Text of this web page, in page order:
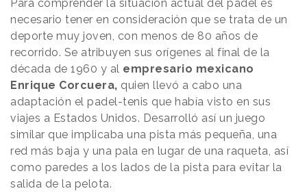
Para comprender la situación actual del pádel es
necesario tener en consideración que se trata de un
deporte muy joven, con menos de 80 años de
recorrido. Se atribuyen sus orígenes al final de la
década de 1960 y al empresario mexicano
Enrique Corcuera, quien llevó a cabo una
adaptación el padel-tenis que había visto en sus
viajes a Estados Unidos. Desarrolló así un juego
similar que implicaba una pista más pequeña, una
red más baja y una pala en lugar de una raqueta, así
como paredes a los lados de la pista para evitar la
salida de la pelota.